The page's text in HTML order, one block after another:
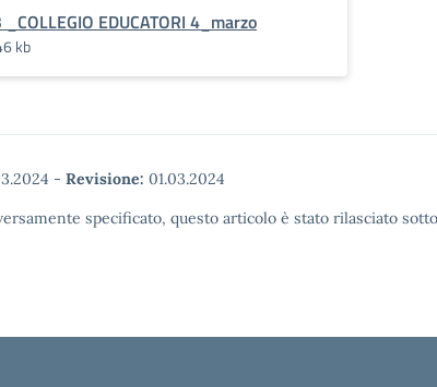
EDUCATORI 4_marzo
kb
- Revisione: 01.03.2024
specificato, questo articolo è stato rilasciato